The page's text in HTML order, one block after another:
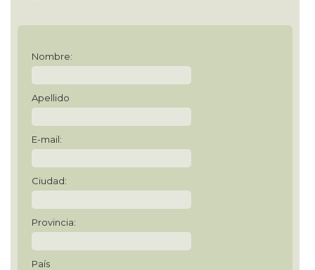
Nombre:
Apellido
E-mail:
Ciudad:
Provincia:
País